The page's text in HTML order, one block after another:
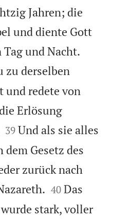
Jahren; die
und diente Gott
und Nacht.
zu derselben
und redete von
Erlösung


39 Und als sie alles
Gesetz des
zurück nach


40 Das
stark, voller